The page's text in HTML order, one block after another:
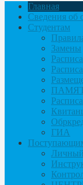
Главная
Сведения об
Студентам
Замены
ГИА